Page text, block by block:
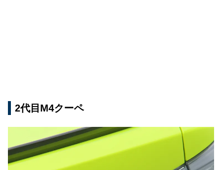
2代目M4クーペ